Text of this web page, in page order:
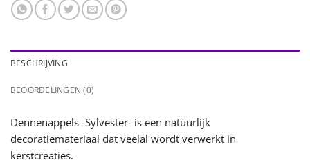
BESCHRIJVING
BEOORDELINGEN (0)
Dennenappels -Sylvester- is een natuurlijk
decoratiemateriaal dat veelal wordt verwerkt in
kerstcreaties.